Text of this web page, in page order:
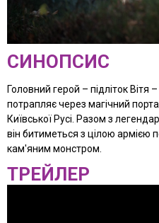
СИНОПСИС
Головний герой – підліток Вітя
потрапляє через магічний
Київської Русі. Разом з
він битиметься з цілою армією
кам'яним монстром.
ТРЕЙЛЕР